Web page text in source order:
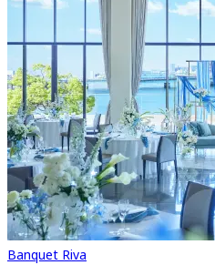
Banquet Riva